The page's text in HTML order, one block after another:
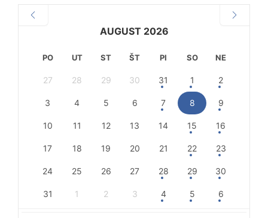
AUGUST 2026
PO UT ST ŠT PI SO NE
27 28 29 30 31 1 2
3 4 5 6 7 8 9
10 11 12 13 14 15 16
17 18 19 20 21 22 23
24 25 26 27 28 29 30
31 1 2 3 4 5 6